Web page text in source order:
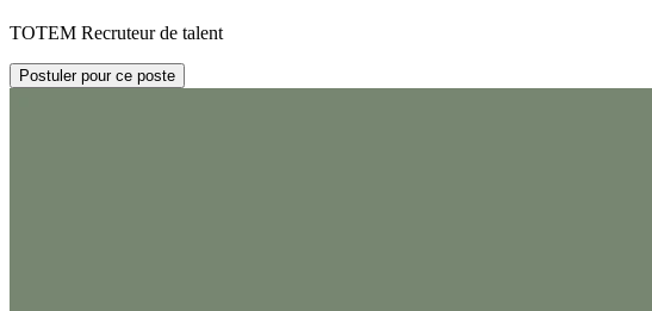
TOTEM Recruteur de talent
Postuler pour ce poste